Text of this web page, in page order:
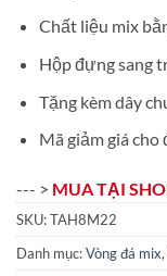
Chất liệu mix
Hộp đựng sang
Tặng kèm dây
Mã giảm giá
--- > MUA TẠI
SKU:TAH8M22
Danh mục:Vòng đá mix,